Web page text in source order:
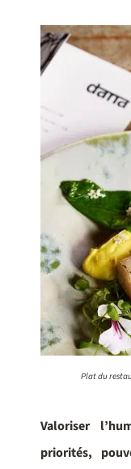
Plat du
Valoriser
priorités,